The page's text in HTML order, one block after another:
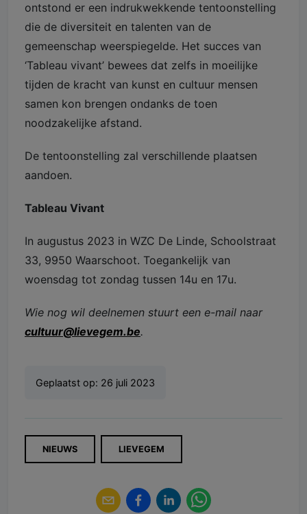
ontstond er een indrukwekkende tentoonstelling
die de diversiteit en talenten van de
gemeenschap weerspiegelde. Het succes van
‘Tableau vivant’ bewees dat zelfs in moeilijke
tijden de kracht van kunst en cultuur mensen
samen kon brengen ondanks de toen
noodzakelijke afstand.
De tentoonstelling zal verschillende plaatsen
aandoen.
Tableau Vivant
In augustus 2023 in WZC De Linde, Schoolstraat
33, 9950 Waarschoot. Toegankelijk van
woensdag tot zondag tussen 14u en 17u.
Wie nog wil deelnemen stuurt een e-mail naar
cultuur@lievegem.be.
Geplaatst op: 26 juli 2023
NIEUWS LIEVEGEM